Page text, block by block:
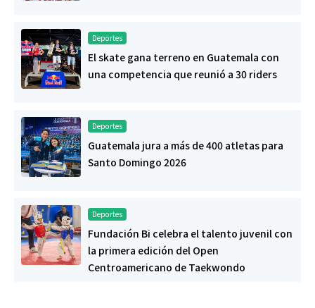
Deportes
El skate gana terreno en Guatemala con
una competencia que reunió a 30 riders
Deportes
Guatemala jura a más de 400 atletas para
Santo Domingo 2026
Deportes
Fundación Bi celebra el talento juvenil con
la primera edición del Open
Centroamericano de Taekwondo